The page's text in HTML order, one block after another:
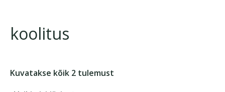
content
koolitus
Kuvatakse kõik 2 tulemust